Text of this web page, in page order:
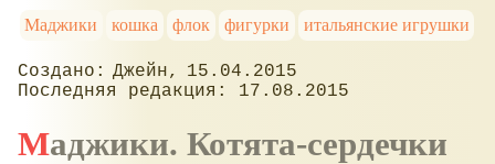
Маджики
кошка флок фигурки итальянские игрушки
Джейн
15.04.2015
17.08.2015
Маджики. Котята-сердечки